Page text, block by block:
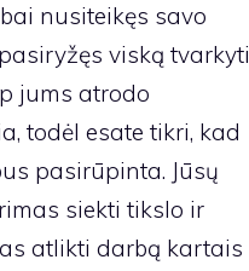
nusiteikęs savo
viską tvarkyti
jums atrodo
todėl esate tikri, kad
pasirūpinta. Jūsų
siekti tikslo ir
atlikti darbą kartais